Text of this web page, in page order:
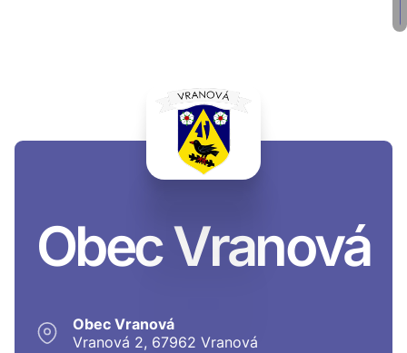
Obec Vranová
Obec Vranová
Vranová 2, 67962 Vranová